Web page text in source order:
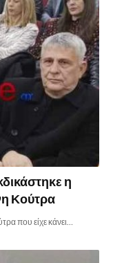
η
Κούτρα
που είχε κάνει…